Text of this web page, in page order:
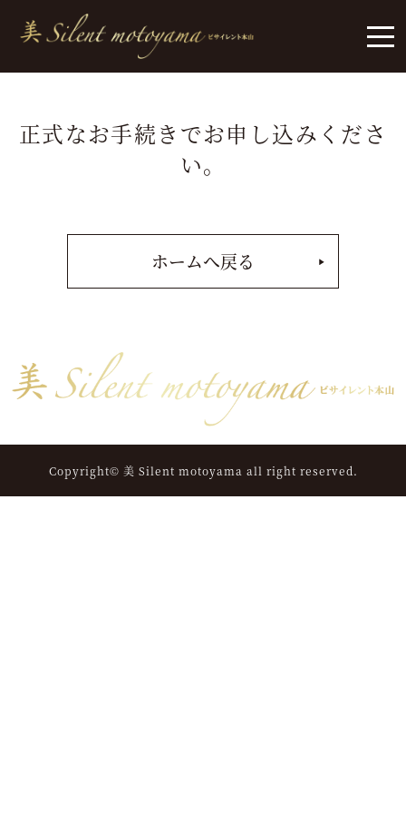
正式なお手続きでお申し込みくださ
い。
ホームへ戻る
Copyright© 美 Silent motoyama all right reserved.